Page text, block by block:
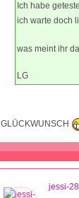
Ich habe
ich warte doch
was meint ihr
LG
GLÜCKWUNSCH
jessi-28